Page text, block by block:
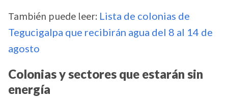
También puede leer: Lista de colonias de
Tegucigalpa que recibirán agua del 8 al 14 de
agosto
Colonias y sectores que estarán sin
energía